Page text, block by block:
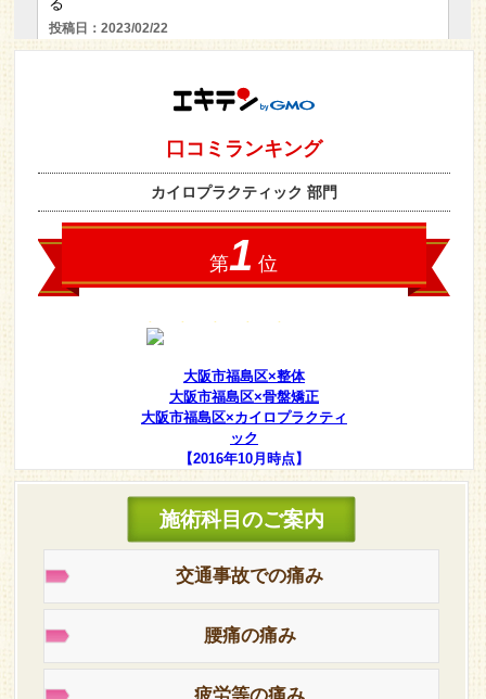
大阪市福島区×整体
大阪市福島区×骨盤矯正
大阪市福島区×カイロプラクティ
ック
【2016年10月時点】
施術科目のご案内
交通事故での痛み
腰痛の痛み
疲労等の痛み